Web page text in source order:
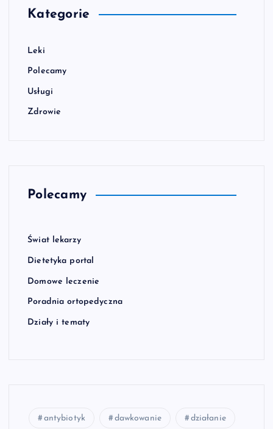
Kategorie
Leki
Polecamy
Usługi
Zdrowie
Polecamy
Świat lekarzy
Dietetyka portal
Domowe leczenie
Poradnia ortopedyczna
Działy i tematy
antybiotyk dawkowanie działanie